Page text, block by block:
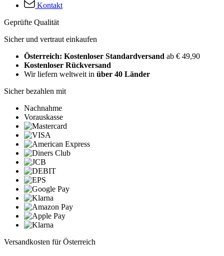
Kontakt
Geprüfte Qualität
Sicher und vertraut einkaufen
Österreich: Kostenloser Standardversand ab € 49,90
Kostenloser Rückversand
Wir liefern weltweit in über 40 Länder
Sicher bezahlen mit
Nachnahme
Vorauskasse
Versandkosten für Österreich